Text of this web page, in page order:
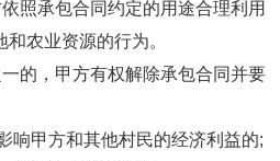
照承包合同约定的用途合理利用
农业资源的行为。
的，甲方有权解除承包合同并要
响甲方和其他村民的经济利益的;